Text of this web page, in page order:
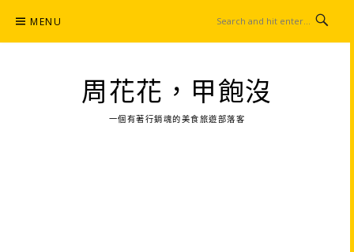
content
MENU
周花花，甲飽沒
一個有著行銷魂的美食旅遊部落客